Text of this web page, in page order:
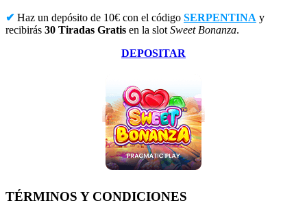
✔ Haz un depósito de 10€ con el código SERPENTINA y
recibirás 30 Tiradas Gratis en la slot Sweet Bonanza.
DEPOSITAR
TÉRMINOS Y CONDICIONES